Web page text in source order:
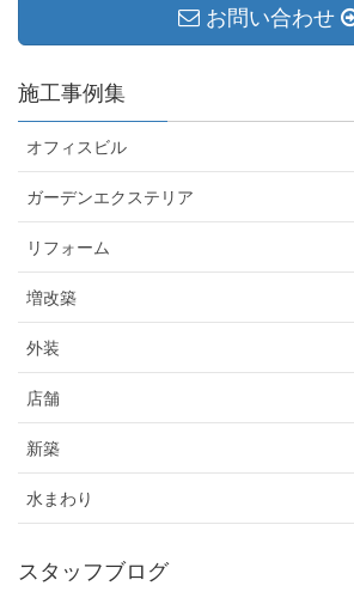
お問い合わせ
施工事例集
オフィスビル
ガーデンエクステリア
リフォーム
増改築
外装
店舗
新築
水まわり
スタッフブログ